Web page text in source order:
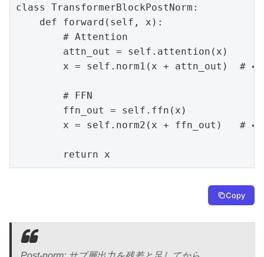
class TransformerBlockPostNorm:
    def forward(self, x):
        # Attention
        attn_out = self.attention(x)
x = self.norm1(x + attn_out)  # ←
        # FFN
        ffn_out = self.ffn(x)
x = self.norm2(x + ffn_out)   # ←
        return x
Copy